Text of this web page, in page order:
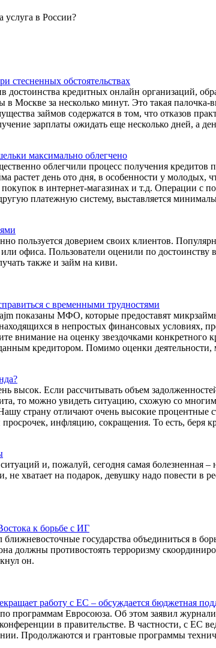
услуга в России?
стесненных обстоятельствах
достоинства кредитных онлайн организаций,
Москве за несколько минут. Это такая
займов содержатся в том, что отказов
зарплаты ожидать еще несколько дней, а
максимально облегчено
облегчили процесс получения кредитов
растет день ото дня, в особенности у молодых,
покупок в интернет-магазинах и т.д. Операции с
платежную систему, выставляется
пользуется доверием своих клиентов.
или офиса. Пользователи оценили по
также и займ на киви.
с временными трудностями
показаны МФО, которые предоставят
в непростых финансовых условиях,
внимание на оценку звездочками конкретного
кредитором. Помимо оценки
высок. Если рассчитывать объем
то можно увидеть ситуацию, схожую со
страну отличают очень высокие процентные
инфляцию, сокращения. То есть, беря
и, пожалуй, сегодня самая болезненная
не хватает на подарок, девушку надо повести в
к борьбе с ИГ
государства объединиться в
должны противостоять терроризму
он.
работу с ЕС – обсуждается бюджетная
программам Евросоюза. Об этом заявил
в правительстве. В частности, с ЕС
Продолжаются и грантовые программы